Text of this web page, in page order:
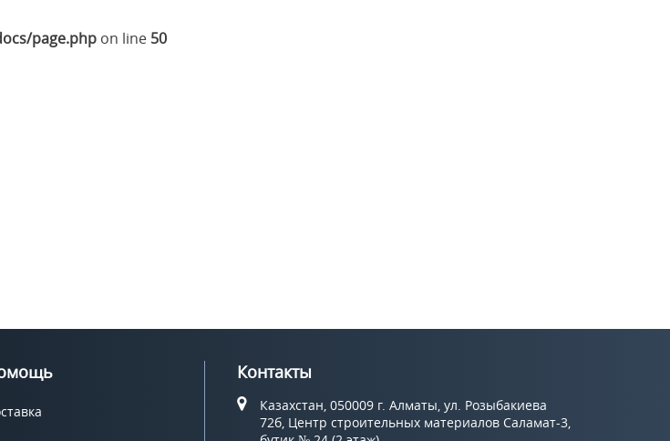
page.php on line 50
Контакты
Казахстан, 050009 г. Алматы, ул. Розыбакиева
72б, Центр строительных материалов Саламат-3,